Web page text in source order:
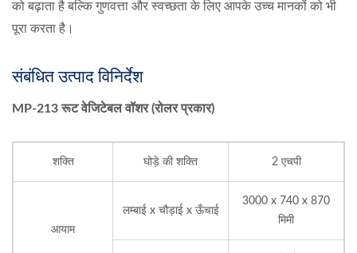
को बढ़ाता है बल्कि गुणवत्ता और स्वच्छता के लिए आपके उच्च मानकों को भी
पूरा करता है।
संबंधित उत्पाद विनिर्देश
MP-213 रूट वेजिटेबल वॉशर (रोलर प्रकार)
शक्ति घोड़े की शक्ति 2 एचपी
आयाम
लम्बाई x चौड़ाई x ऊँचाई
3000 x 740 x 870
मिमी